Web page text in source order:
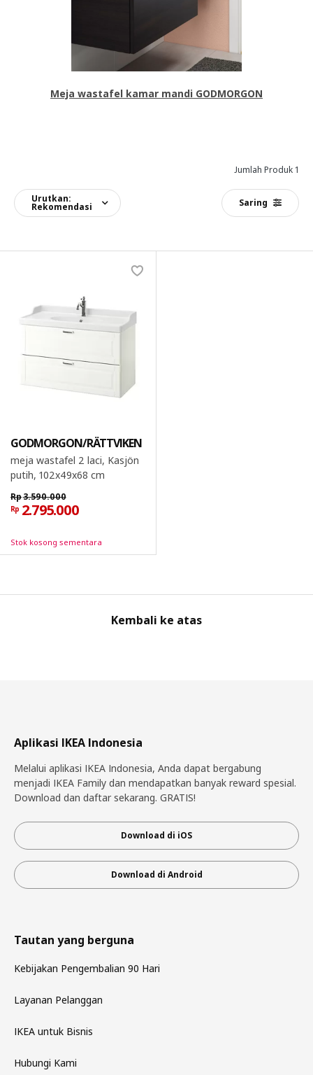
Meja wastafel kamar mandi GODMORGON
Jumlah Produk 1
Urutkan:
Rekomendasi Saring
GODMORGON/RÄTTVIKEN
meja wastafel 2 laci, Kasjön
putih, 102x49x68 cm
Rp3.590.000
Rp 2.795.000
Stok kosong sementara
Kembali ke atas
Aplikasi IKEA Indonesia
Melalui aplikasi IKEA Indonesia, Anda dapat bergabung
menjadi IKEA Family dan mendapatkan banyak reward spesial.
Download dan daftar sekarang. GRATIS!
Download di iOS
Download di Android
Tautan yang berguna
Kebijakan Pengembalian 90 Hari
Layanan Pelanggan
IKEA untuk Bisnis
Hubungi Kami